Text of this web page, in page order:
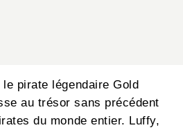
pirate légendaire Gold
au trésor sans précédent
du monde entier. Luffy,